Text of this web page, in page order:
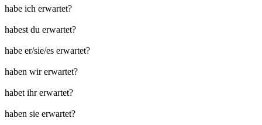
habe ich erwartet?
habest du erwartet?
habe er/sie/es erwartet?
haben wir erwartet?
habet ihr erwartet?
haben sie erwartet?